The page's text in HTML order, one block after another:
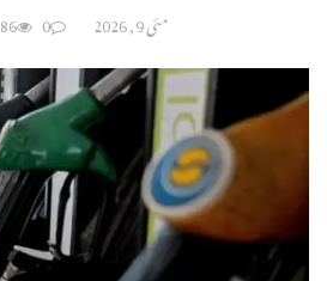
مئی 9, 2026 0
86